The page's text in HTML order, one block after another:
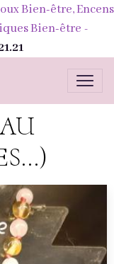
Bien-être, Encens
Bien-être -